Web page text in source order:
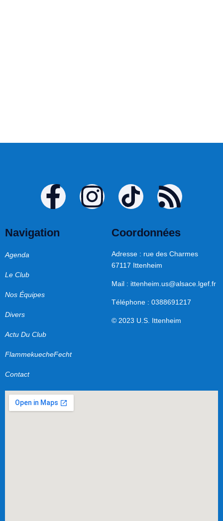
Navigation
Agenda
Le Club
Nos Équipes
Divers
Actu Du Club
FlammekuecheFecht
Contact
Coordonnées
Adresse : rue des Charmes
67117 Ittenheim
Mail : ittenheim.us@alsace.lgef.fr
Téléphone : 0388691217
© 2023 U.S. Ittenheim